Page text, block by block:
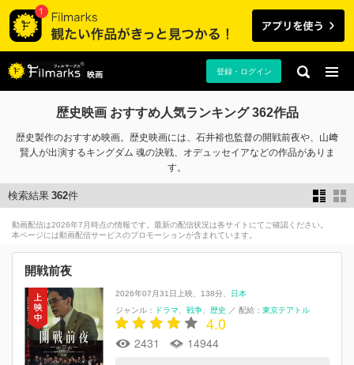
映画 登録・ログイン
歴史映画 おすすめ人気ランキング 362作品
歴史製作のおすすめ映画。歴史映画には、石井裕也監督の開戦前夜や、山﨑
賢人が出演するキングダム 魂の決戦、オデュッセイアなどの作品がありま
す。
検索結果 362件
動画配信は2026年7月時点の情報です。最新の配信状況は各サイトにてご確認ください。
本ページには動画配信サービスのプロモーションが含まれています。
開戦前夜
2026年07月31日上映 138分
日本
ジャンル：
ドラマ 戦争 歴史 ／ 配給： 東京テアトル
4.0
2431 14944